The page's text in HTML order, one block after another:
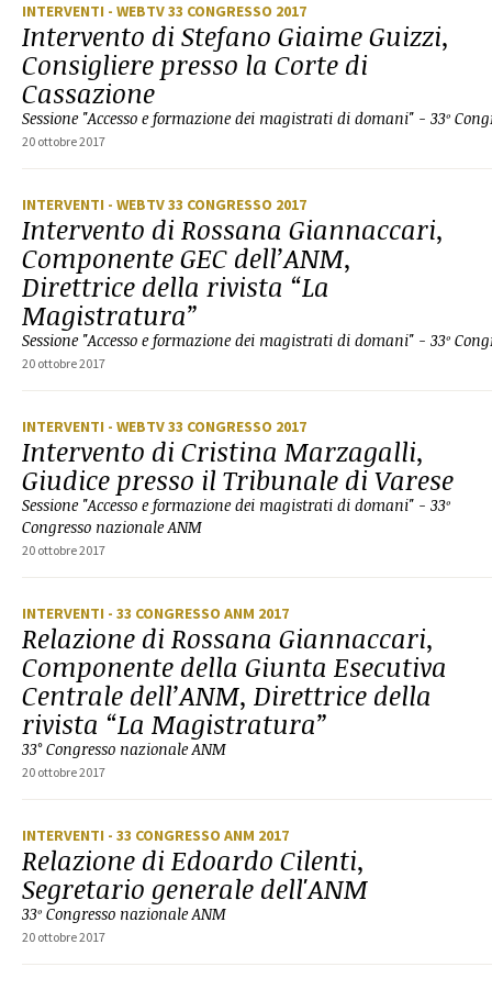
INTERVENTI - WEBTV 33 CONGRESSO 2017
Intervento di Stefano Giaime Guizzi,
Consigliere presso la Corte di
Cassazione
Sessione "Accesso e formazione dei magistrati di domani" - 33º
20 ottobre 2017
INTERVENTI - WEBTV 33 CONGRESSO 2017
Intervento di Rossana Giannaccari,
Componente GEC dell’ANM,
Direttrice della rivista “La
Magistratura”
Sessione "Accesso e formazione dei magistrati di domani" - 33º
20 ottobre 2017
INTERVENTI - WEBTV 33 CONGRESSO 2017
Intervento di Cristina Marzagalli,
Giudice presso il Tribunale di Varese
Sessione "Accesso e formazione dei magistrati di domani" - 33º
Congresso nazionale ANM
20 ottobre 2017
INTERVENTI - 33 CONGRESSO ANM 2017
Relazione di Rossana Giannaccari,
Componente della Giunta Esecutiva
Centrale dell’ANM, Direttrice della
rivista “La Magistratura”
33° Congresso nazionale ANM
20 ottobre 2017
INTERVENTI - 33 CONGRESSO ANM 2017
Relazione di Edoardo Cilenti,
Segretario generale dell'ANM
33º Congresso nazionale ANM
20 ottobre 2017